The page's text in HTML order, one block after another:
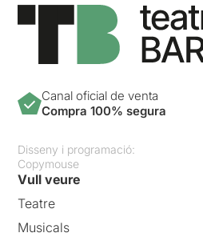
Canal oficial de venta
Compra 100% segura
Disseny i programació:
Copymouse
Vull veure
Teatre
Musicals